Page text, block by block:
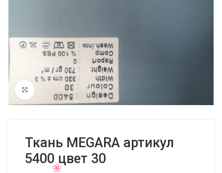
Нажмите, чтобы увеличить
Ткань MEGARA артикул
5400 цвет 30